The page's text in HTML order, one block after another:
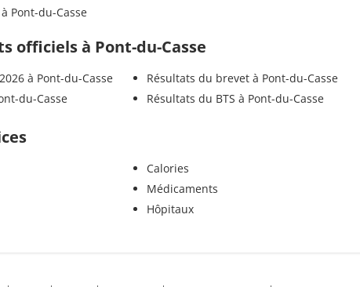
Pont-du-Casse
officiels à Pont-du-Casse
à Pont-du-Casse
du-Casse
Résultats du brevet à Pont-du-Casse
Résultats du BTS à Pont-du-Casse
Calories
Médicaments
Hôpitaux